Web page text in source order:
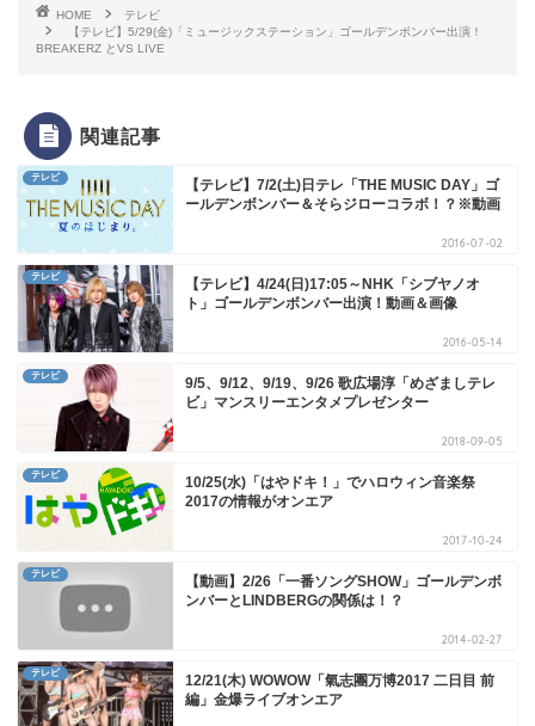
HOME
テレビ
【テレビ】5/29(金)「ミュージックステーション」ゴールデンボンバー出演！
BREAKERZ とVS LIVE
関連記事
テレビ
【テレビ】7/2(土)日テレ「THE MUSIC DAY」ゴ
ールデンボンバー＆そらジローコラボ！？※動画
2016-07-02
テレビ
【テレビ】4/24(日)17:05～NHK「シブヤノオ
ト」ゴールデンボンバー出演！動画＆画像
2016-05-14
テレビ
9/5、9/12、9/19、9/26 歌広場淳「めざましテレ
ビ」マンスリーエンタメプレゼンター
2018-09-05
テレビ
10/25(水)「はやドキ！」でハロウィン音楽祭
2017の情報がオンエア
2017-10-24
テレビ
【動画】2/26「一番ソングSHOW」ゴールデンボ
ンバーとLINDBERGの関係は！？
2014-02-27
テレビ
12/21(木) WOWOW「氣志團万博2017 二日目 前
編」金爆ライブオンエア